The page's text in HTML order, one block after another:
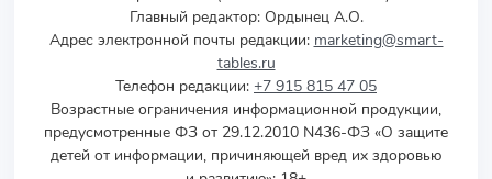
Главный редактор: Ордынец А.О.
Адрес электронной почты редакции: marketing@smart-
tables.ru
Телефон редакции: +7 915 815 47 05
Возрастные ограничения информационной продукции,
предусмотренные ФЗ от 29.12.2010 N436-ФЗ «О защите
детей от информации, причиняющей вред их здоровью